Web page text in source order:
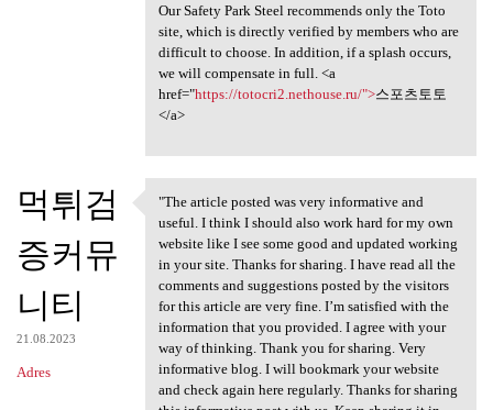
Our Safety Park Steel recommends only the Toto
site, which is directly verified by members who are
difficult to choose. In addition, if a splash occurs,
we will compensate in full. <a
href="https://totocri2.nethouse.ru/">스포츠토토
</a>
먹튀검
증커뮤
니티
21.08.2023
Adres
"The article posted was very
"The article posted was very informative and
useful. I think I should also work hard for my own
website like I see some good and updated working
in your site. Thanks for sharing. I have read all the
comments and suggestions posted by the visitors
for this article are very fine. I’m satisfied with the
information that you provided. I agree with your
way of thinking. Thank you for sharing. Very
informative blog. I will bookmark your website
and check again here regularly. Thanks for sharing